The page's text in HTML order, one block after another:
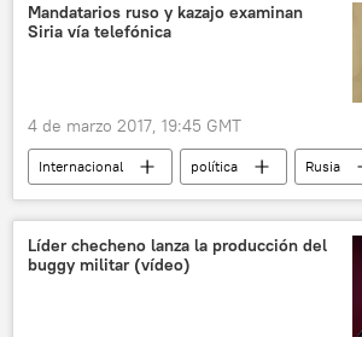
Mandatarios ruso y kazajo examinan
Siria vía telefónica
4 de marzo 2017, 19:45 GMT
Internacional política
Rusia
Siria
Kazajistán
Vladímir Putin
Nursultán Nazarbáyev
negociaciones
conversación telefónica
Líder checheno lanza la producción del
buggy militar (vídeo)